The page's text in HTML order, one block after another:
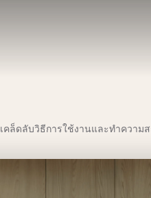
เคล็ดลับวิธีการใช้งานและทำความ